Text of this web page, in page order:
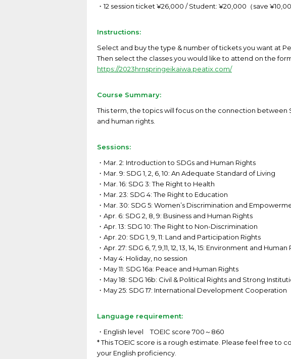
・12 session ticket ¥26,000 / Student: ¥20,000（save
Instructions:
Select and buy the type & number of tickets you want at
Then select the classes you would like to attend on the
https://2023hrnspringeikaiwa.peatix.com/
Course Summary:
This term, the topics will focus on the connection between
and human rights.
Sessions:
・Mar. 2: Introduction to SDGs and Human Rights
・Mar. 9: SDG 1, 2, 6, 10: An Adequate Standard of Living
・Mar. 16: SDG 3: The Right to Health
・Mar. 23: SDG 4: The Right to Education
・Mar. 30: SDG 5: Women’s Discrimination and
・Apr. 6: SDG 2, 8, 9: Business and Human Rights
・Apr. 13: SDG 10: The Right to Non-Discrimination
・Apr. 20: SDG 1, 9, 11: Land and Participation Rights
・Apr. 27: SDG 6, 7, 9,11, 12, 13, 14, 15: Environment and Human
・May 4: Holiday, no session
・May 11: SDG 16a: Peace and Human Rights
・May 18: SDG 16b: Civil & Political Rights and Strong
・May 25: SDG 17: International Development Cooperation
Language requirement:
・English level TOEIC score 700～860
* This TOEIC score is a rough estimate. Please feel free to
your English proficiency.